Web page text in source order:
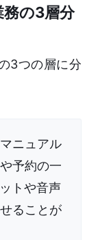
務の3層分
3つの層に分
マニュアル
予約の一
トや音声
ることが